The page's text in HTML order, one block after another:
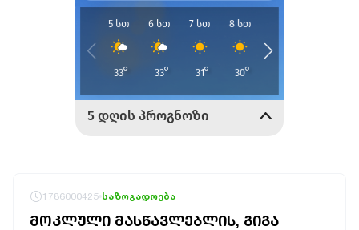
1786000425 საზოგადოება
ᲛᲝᲙᲚᲣᲚᲘ ᲛᲐᲡᲬᲐᲕᲚᲔᲑᲚᲘᲡ, ᲒᲘᲒᲐ